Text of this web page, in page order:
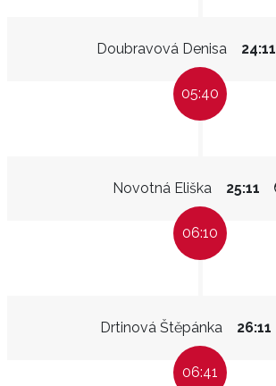
Doubravová Denisa 24:11
05:40
Novotná Eliška 25:11
06:10
Drtinová Štěpánka 26:11
06:41